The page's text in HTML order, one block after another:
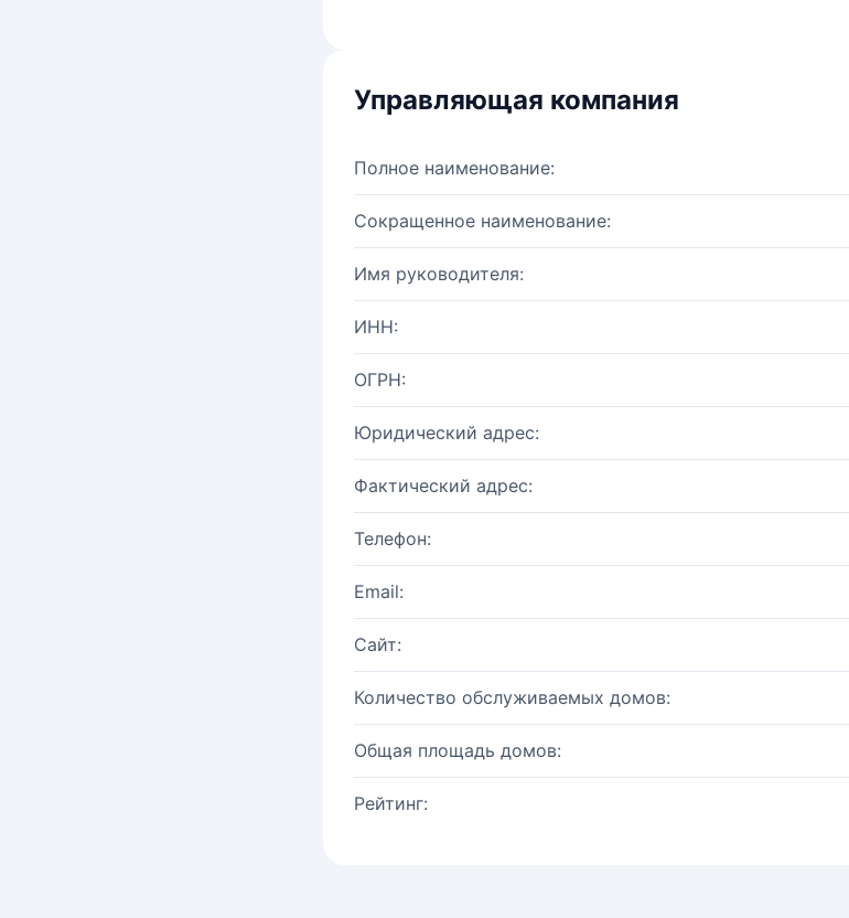
Управляющая компания
Полное наименование:
Сокращенное наименование:
Имя руководителя:
ИНН:
ОГРН:
Юридический адрес:
Фактический адрес:
Телефон:
Email:
Сайт:
Количество обслуживаемых домов:
Общая площадь домов:
Рейтинг: